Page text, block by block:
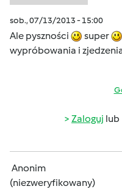
sob., 07/13/2013 - 15:00
Ale pyszności
super
wypróbowania i
Zaloguj lub
Anonim
(niezweryfikowany)